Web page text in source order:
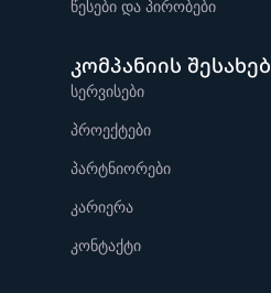
წესები და პირობები
კომპანიის შესახებ
სერვისები
პროექტები
პარტნიორები
კარიერა
კონტაქტი